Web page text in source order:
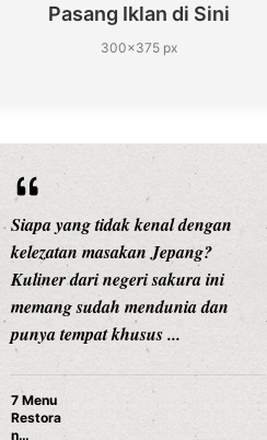
Pasang Iklan di Sini
300×375 px
Siapa yang tidak kenal dengan
kelezatan masakan Jepang?
Kuliner dari negeri sakura ini
memang sudah mendunia dan
punya tempat khusus ...
7 Menu
Restora
n